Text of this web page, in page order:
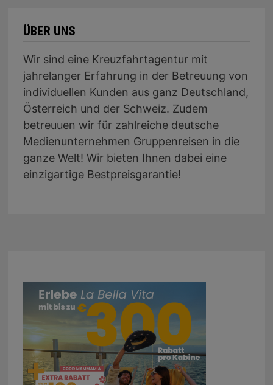
ÜBER UNS
Wir sind eine Kreuzfahrtagentur mit
jahrelanger Erfahrung in der Betreuung von
individuellen Kunden aus ganz Deutschland,
Österreich und der Schweiz. Zudem
betreuuen wir für zahlreiche deutsche
Medienunternehmen Gruppenreisen in die
ganze Welt! Wir bieten Ihnen dabei eine
einzigartige Bestpreisgarantie!